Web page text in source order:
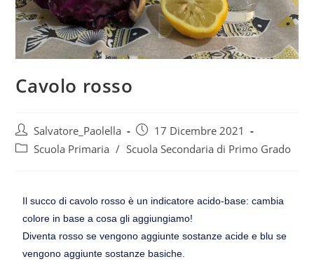
Cavolo rosso
Salvatore_Paolella
17 Dicembre 2021
Scuola Primaria / Scuola Secondaria di Primo Grado
Il succo di cavolo rosso è un indicatore acido-base: cambia
colore in base a cosa gli aggiungiamo!
Diventa rosso se vengono aggiunte sostanze acide e blu se
vengono aggiunte sostanze basiche.